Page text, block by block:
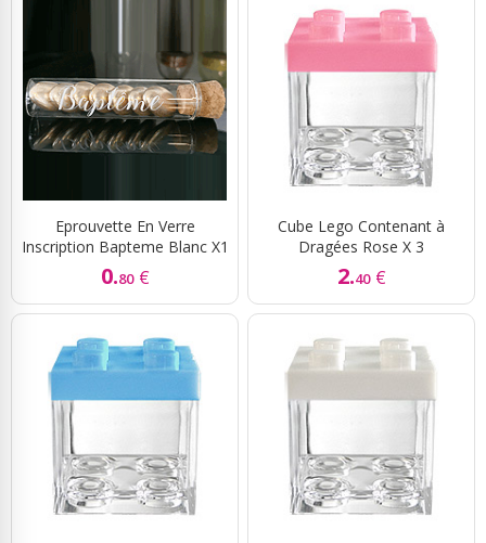
Eprouvette En Verre
Inscription Bapteme Blanc X1
0.80 €
Cube Lego Contenant à
Dragées Rose X 3
2.40 €